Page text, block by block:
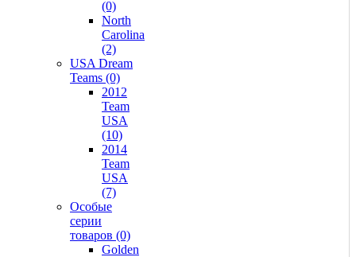
(0)
North
Carolina
(2)
USA Dream
Teams (0)
2012
Team
USA
(10)
2014
Team
USA
(7)
Особые
серии
товаров (0)
Golden